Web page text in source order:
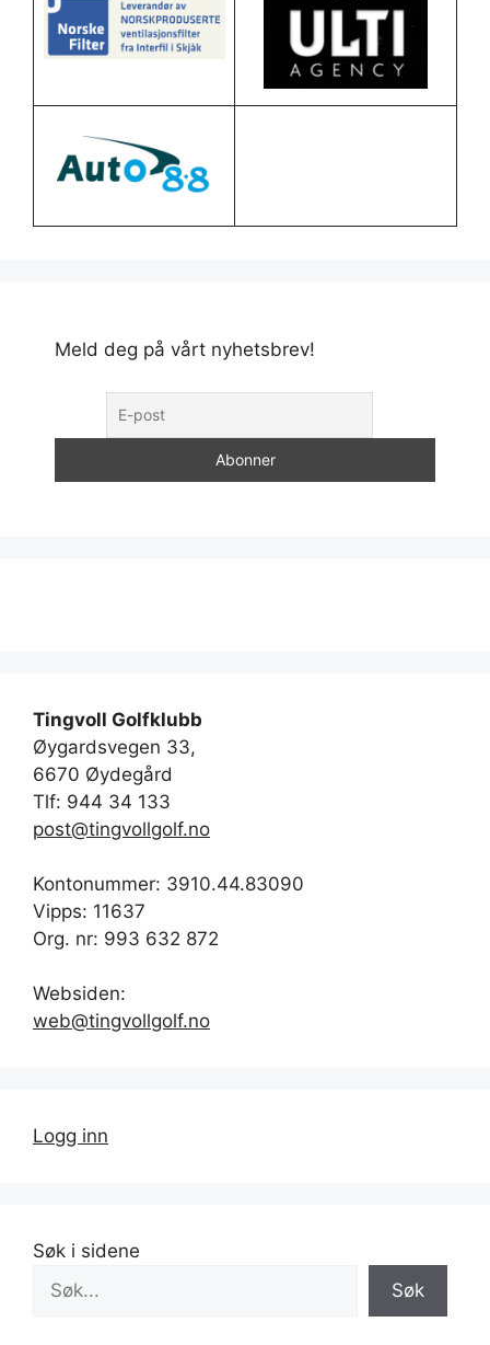
Meld deg på vårt nyhetsbrev!
Tingvoll Golfklubb
Øygardsvegen 33,
6670 Øydegård
Tlf: 944 34 133
post@tingvollgolf.no
Kontonummer: 3910.44.83090
Vipps: 11637
Org. nr: 993 632 872
Websiden:
web@tingvollgolf.no
Logg inn
Søk i sidene
Søk